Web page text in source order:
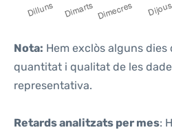
Nota: Hem exclòs alguns dies
quantitat i qualitat de les
representativa.
Retards analitzats per mes: